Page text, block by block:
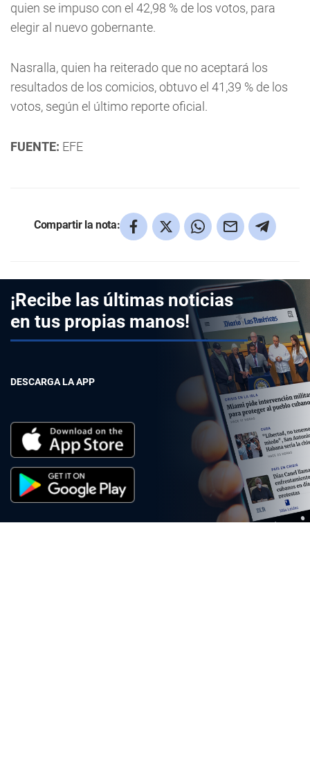
quien se impuso con el 42,98 % de los votos, para
elegir al nuevo gobernante.
Nasralla, quien ha reiterado que no aceptará los
resultados de los comicios, obtuvo el 41,39 % de los
votos, según el último reporte oficial.
FUENTE: EFE
Compartir la nota:
¡Recibe las últimas noticias
en tus propias manos!
DESCARGA LA APP